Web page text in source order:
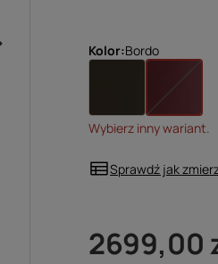
Kolor Bordo
Wybierz inny wariant.
Sprawdź jak
2699,00